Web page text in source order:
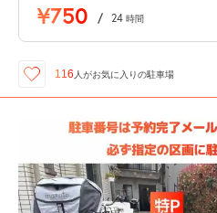
¥750 / 24 時間
116 人がお気に入りの駐車場